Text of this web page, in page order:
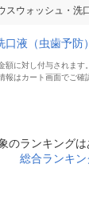
スウォッシュ・洗
口液（虫歯予防
額に対し付与されま
はカート画面でご確
のランキング
総合ランキン